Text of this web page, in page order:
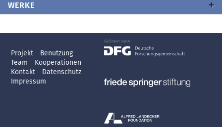
WERKE
Projekt
Benutzung
Team
Kooperationen
Kontakt
Datenschutz
Impressum